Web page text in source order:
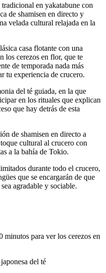
en yakatabune con
de shamisen en directo y
velada cultural relajada en la
casa flotante con una
los cerezos en flor, que te
de temporada nada más
tu experiencia de crucero.
del té guiada, en la que
en los rituales que explican
que hay detrás de esta
de shamisen en directo a
cultural al crucero con
a la bahía de Tokio.
durante todo el crucero,
que se encargarán de que
agradable y sociable.
minutos para ver los cerezos en
del té